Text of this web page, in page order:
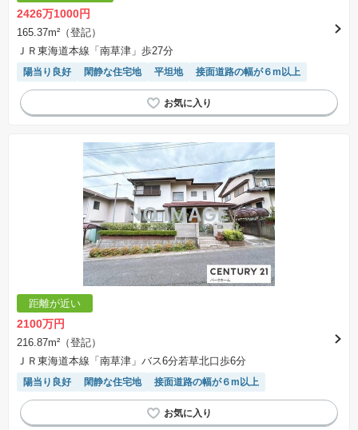
2426万1000円
165.37m²（登記）
ＪＲ東海道本線「南草津」歩27分
陽当り良好 閑静な住宅地 平坦地 接面道路の幅が６m以上
距離が近い
2100万円
216.87m²（登記）
ＪＲ東海道本線「南草津」バス6分若草北口歩6分
陽当り良好 閑静な住宅地 接面道路の幅が６m以上